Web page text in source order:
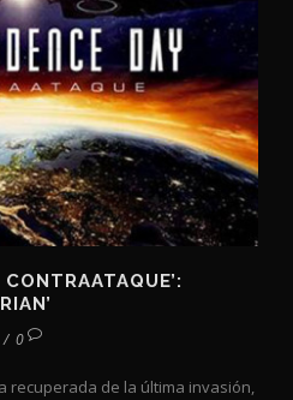
/ 0
recuperada de la última invasión,